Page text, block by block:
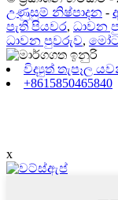
උණුසුම් නිෂ්පාදන -
පැති පියවර, ධාවන
ධාවන පුවරුව,
විද්‍යුත් තැපෑල
+8615850465840
x